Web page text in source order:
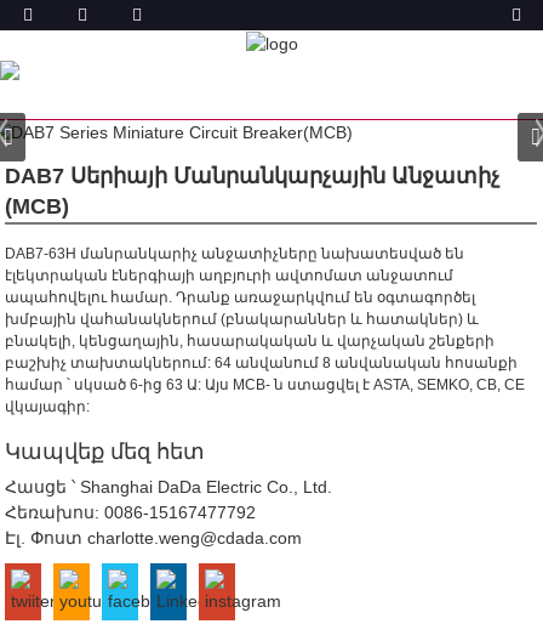
ԱՐՏԱԴՐԱՆՔ
DAB7 Սերիայի Մանրանկարչային Անջատիչ
(MCB)
DAB7-63H մանրանկարիչ անջատիչները նախատեսված են
էլեկտրական էներգիայի աղբյուրի ավտոմատ անջատում
ապահովելու համար. Դրանք առաջարկվում են օգտագործել
խմբային վահանակներում (բնակարաններ և հատակներ) և
բնակելի, կենցաղային, հասարակական և վարչական շենքերի
բաշխիչ տախտակներում: 64 անվանում 8 անվանական հոսանքի
համար ՝ սկսած 6-ից 63 Ա: Այս MCB- ն ստացվել է ASTA, SEMKO, CB, CE
վկայագիր:
Կապվեք մեզ հետ
Հասցե ՝ Shanghai DaDa Electric Co., Ltd.
Հեռախոս:0086-15167477792
Էլ. Փոստcharlotte.weng@cdada.com